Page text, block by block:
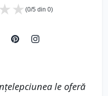
★
★ (0/5 din 0)
le oferă